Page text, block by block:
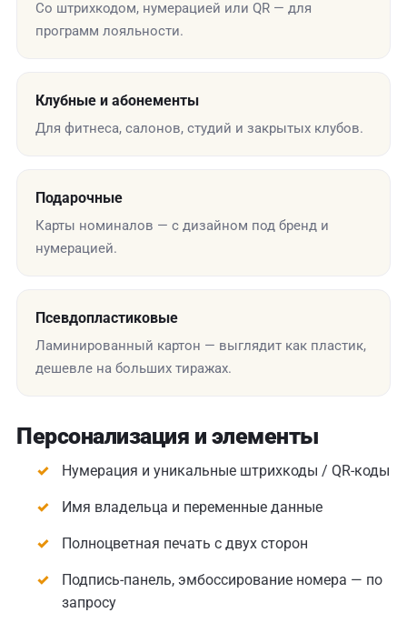
Со штрихкодом, нумерацией или QR — для
программ лояльности.
Клубные и абонементы
Для фитнеса, салонов, студий и закрытых клубов.
Подарочные
Карты номиналов — с дизайном под бренд и
нумерацией.
Псевдопластиковые
Ламинированный картон — выглядит как пластик,
дешевле на больших тиражах.
Персонализация и элементы
Нумерация и уникальные штрихкоды / QR-коды
Имя владельца и переменные данные
Полноцветная печать с двух сторон
Подпись-панель, эмбоссирование номера — по
запросу